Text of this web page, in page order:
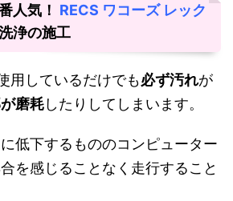
人気！ RECS ワコーズ レック
浄の施工
用しているだけでも必ず汚れが
磨耗したりしてしまいます。
低下するもののコンピューター
を感じることなく走行すること